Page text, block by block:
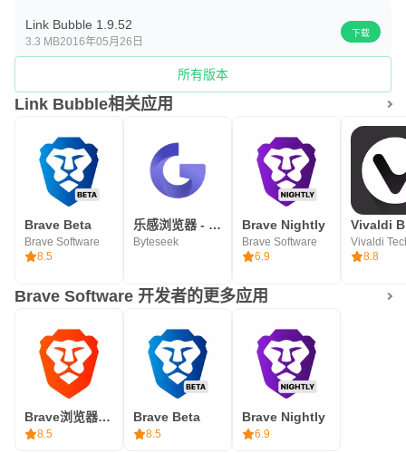
Link Bubble 1.9.52
3.3 MB2016年05月26日
下载
所有版本
Link Bubble相关应用
Brave Beta
Brave Software
8.5
乐感浏览器 - 极速、好用、安全的网络浏览器
Byteseek
Brave Nightly
Brave Software
6.9
8.8
Brave Software 开发者的更多应用
Brave浏览器：快速、安全的私密浏览器&搜索
8.5
Brave Beta
8.5
Brave Nightly
6.9